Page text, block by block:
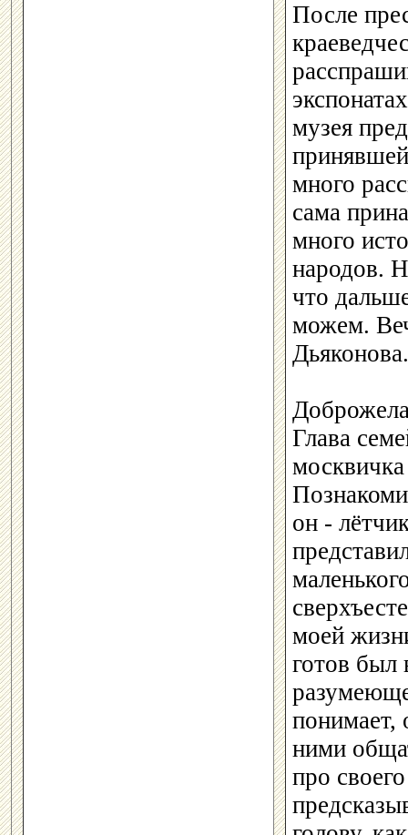
После
музея
много
сама
много
народов.
что
можем.
Дьяконова.
Глава
он -
моей
готов был
понимает,
ними
про